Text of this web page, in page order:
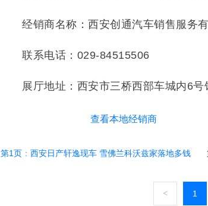
经销商名称：西安创通汽车销售服务
联系电话：029-84515506
展厅地址：西安市三桥西部车城内6号
查看本地经销商
第1页 : 西安日产轩逸现车 雪佛兰科沃兹家落地多钱
< 1